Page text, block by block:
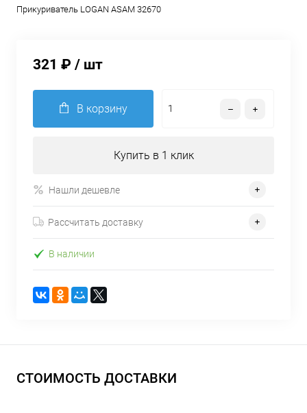
Прикуриватель LOGAN ASAM 32670
321 ₽ / шт
В корзину
Купить в 1 клик
Нашли дешевле
Рассчитать доставку
В наличии
СТОИМОСТЬ ДОСТАВКИ